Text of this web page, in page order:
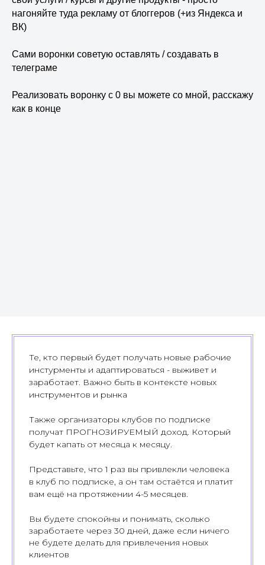
нагоняйте туда рекламу от блоггеров (+из Яндекса и
ВК)
Сами воронки советую оставлять / создавать в
телеграме
Реализовать воронку с 0 вы можете со мной, расскажу
как в конце
Те, кто первый будет получать новые рабочие
инстурменты и адаптироваться - выживет и
заработает. Важно быть в контексте новых
инструментов и рынка
Также организаторы клубов по подписке
получат ПРОГНОЗИРУЕМЫЙ доход. Который
будет капать от месяца к месяцу.
Представьте, что 1 раз вы привлекли человека
в клуб по подписке, а он там остаётся и платит
вам ещё на протяжении 4-5 месяцев.
Вы будете спокойны и понимать, сколько
заработаете через 30 дней, даже если ничего
не будете делать для привлечения новых
клиентов